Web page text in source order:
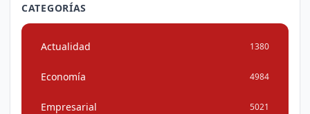
CATEGORÍAS
Actualidad 1380
Economía 4984
Empresarial 5021